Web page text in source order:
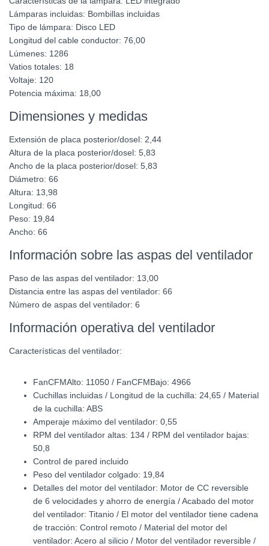
Lámparas incluidas: Bombillas incluidas
Tipo de lámpara: Disco LED
Longitud del cable conductor: 76,00
Lúmenes: 1286
Vatios totales: 18
Voltaje: 120
Potencia máxima: 18,00
Dimensiones y medidas
Extensión de placa posterior/dosel: 2,44
Altura de la placa posterior/dosel: 5,83
Ancho de la placa posterior/dosel: 5,83
Diámetro: 66
Altura: 13,98
Longitud: 66
Peso: 19,84
Ancho: 66
Información sobre las aspas del ventilador
Paso de las aspas del ventilador: 13,00
Distancia entre las aspas del ventilador: 66
Número de aspas del ventilador: 6
Información operativa del ventilador
Características del ventilador:
FanCFMAlto: 11050 / FanCFMBajo: 4966
Cuchillas incluidas / Longitud de la cuchilla: 24,65 / Material
de la cuchilla: ABS
Amperaje máximo del ventilador: 0,55
RPM del ventilador altas: 134 / RPM del ventilador bajas:
50,8
Control de pared incluido
Peso del ventilador colgado: 19,84
Detalles del motor del ventilador: Motor de CC reversible
de 6 velocidades y ahorro de energía / Acabado del motor
del ventilador: Titanio / El motor del ventilador tiene cadena
de tracción: Control remoto / Material del motor del
ventilador: Acero al silicio / Motor del ventilador reversible /